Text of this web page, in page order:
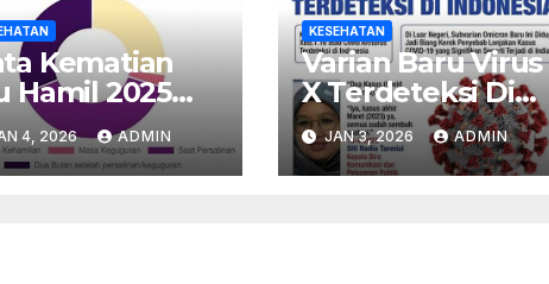
Kematian
Hamil 2025
Signifikan –
Nasional
Sukses
4, 2026 ADMIN
KESEHATAN
Varian Baru Virus
X Terdeteksi Di
Indonesia –
Kemenkes Imbau
Warga Waspada
JAN 3, 2026 ADMIN